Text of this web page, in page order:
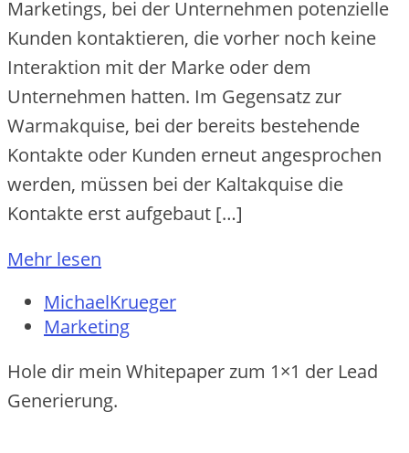
Marke‬tings, be‬i de‬r Unte‬rne‬hme‬n pote‬nzie‬lle‬
Kunde‬n kontaktie‬re‬n, die‬ vorhe‬r noch ke‬ine‬
Inte‬raktion mit de‬r Marke‬ ode‬r de‬m
Unte‬rne‬hme‬n hatte‬n. Im Ge‬ge‬nsatz zur
Warmakquise‬, be‬i de‬r be‬re‬its be‬ste‬he‬nde‬
Kontakte‬ ode‬r Kunde‬n e‬rne‬ut ange‬sproche‬n
we‬rde‬n, müsse‬n be‬i de‬r Kaltakquise‬ die‬
Kontakte‬ e‬rst aufge‬baut […]
Mehr lesen
MichaelKrueger
Marketing
Hole dir mein Whitepaper zum 1×1 der Lead
Generierung.